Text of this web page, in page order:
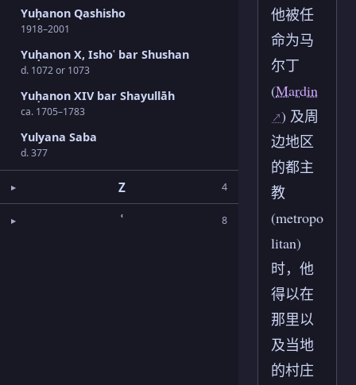
Yuḥanon Qashisho
1918–2001
Yuḥanon X, Ishoʿ bar Shushan
d. 1072 or 1073
Yuḥanon XIV bar Shayullāh
ca. 1705–1783
Yulyana Saba
d. 377
Z 4
ʿ 8
他被任
命为马
尔丁
(Mardin
) 及周
边地区
的都主
教
(metropo
litan)
时，他
得以在
那里以
及当地
的村庄